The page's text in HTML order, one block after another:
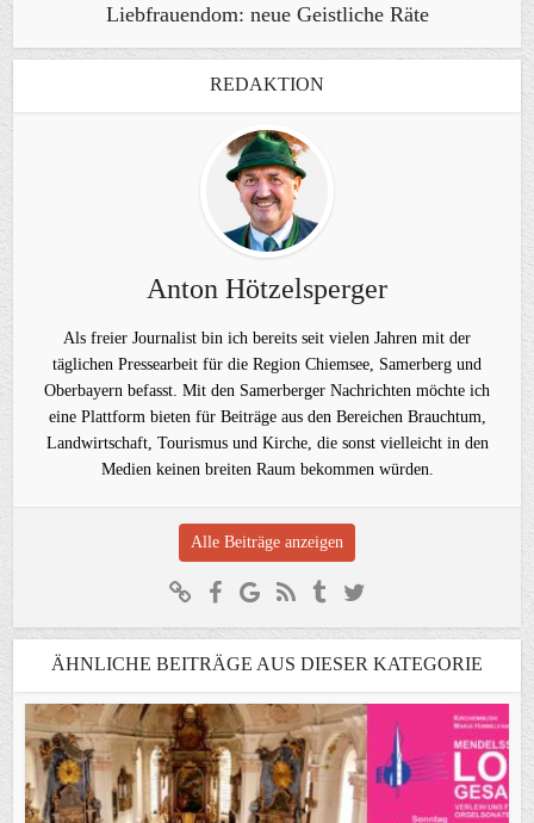
Liebfrauendom: neue Geistliche Räte
REDAKTION
Anton Hötzelsperger
Als freier Journalist bin ich bereits seit vielen Jahren mit der
täglichen Pressearbeit für die Region Chiemsee, Samerberg und
Oberbayern befasst. Mit den Samerberger Nachrichten möchte ich
eine Plattform bieten für Beiträge aus den Bereichen Brauchtum,
Landwirtschaft, Tourismus und Kirche, die sonst vielleicht in den
Medien keinen breiten Raum bekommen würden.
Alle Beiträge anzeigen
ÄHNLICHE BEITRÄGE AUS DIESER KATEGORIE